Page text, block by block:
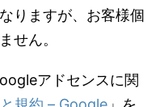
りますが、お客様個
せん。
アドセンスに関